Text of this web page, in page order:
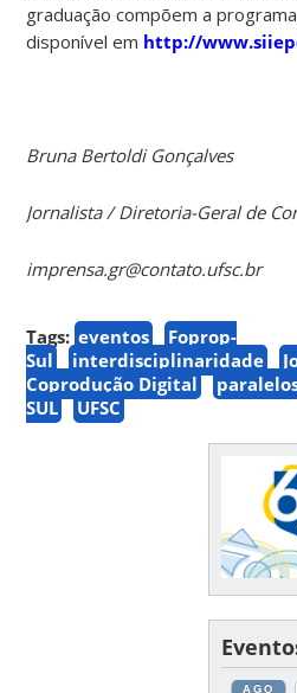
graduação compõem a
disponível em http://
Bruna Bertoldi Gonçalves
Jornalista / Diretoria-Geral de
imprensa.gr@contato.ufsc.br
Tags: eventos
Foprop-
Sul
interdisciplinaridade
Coprodução Digital
SUL
UFSC
AGO